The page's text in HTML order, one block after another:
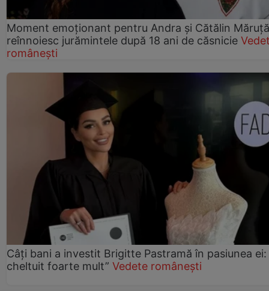
Moment emoționant pentru Andra și Cătălin
reînnoiesc jurămintele după 18 ani de căsnicie
românești
Câți bani a investit Brigitte Pastramă în pasiunea ei:
cheltuit foarte mult” Vedete românești